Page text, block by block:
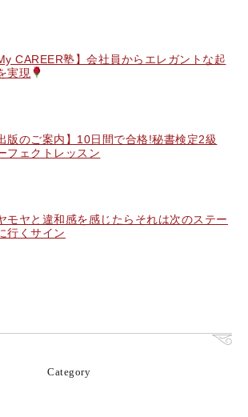
CAREER塾】会社員からエレガントな起
実現
版のご案内】10日間で合格!秘書検定2級
フェクトレッスン
モヤと違和感を感じたらそれは次のステー
行くサイン
Category